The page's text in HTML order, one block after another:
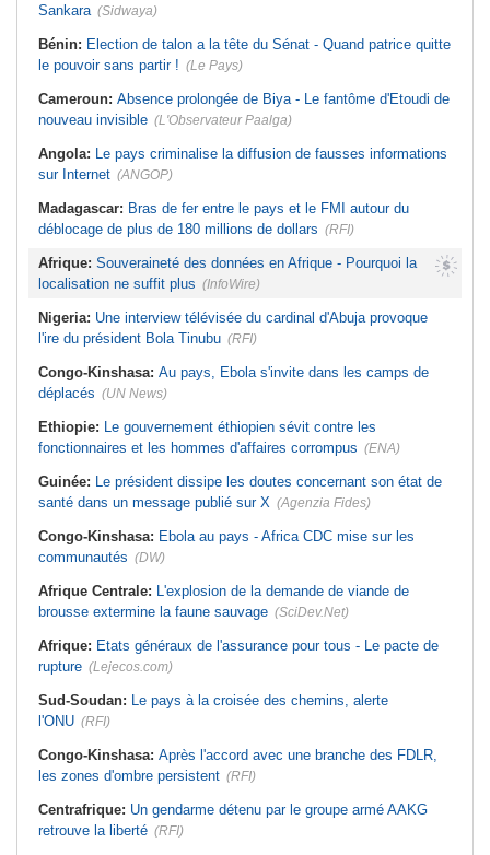
milliards de dollars ?
Sankara (Sidwaya)
Bénin: Election de talon a la tête du Sénat - Quand patrice quitte
le pouvoir sans partir ! (Le Pays)
Cameroun: Absence prolongée de Biya - Le fantôme d'Etoudi de
nouveau invisible (L'Observateur Paalga)
Angola: Le pays criminalise la diffusion de fausses informations
sur Internet (ANGOP)
Madagascar: Bras de fer entre le pays et le FMI autour du
déblocage de plus de 180 millions de dollars (RFI)
Afrique: Souveraineté des données en Afrique - Pourquoi la
localisation ne suffit plus (InfoWire)
Nigeria: Une interview télévisée du cardinal d'Abuja provoque
l'ire du président Bola Tinubu (RFI)
Congo-Kinshasa: Au pays, Ebola s'invite dans les camps de
déplacés (UN News)
Ethiopie: Le gouvernement éthiopien sévit contre les
fonctionnaires et les hommes d'affaires corrompus (ENA)
Guinée: Le président dissipe les doutes concernant son état de
santé dans un message publié sur X (Agenzia Fides)
Congo-Kinshasa: Ebola au pays - Africa CDC mise sur les
communautés (DW)
Afrique Centrale: L'explosion de la demande de viande de
brousse extermine la faune sauvage (SciDev.Net)
Afrique: Etats généraux de l'assurance pour tous - Le pacte de
rupture (Lejecos.com)
Sud-Soudan: Le pays à la croisée des chemins, alerte
l'ONU (RFI)
Congo-Kinshasa: Après l'accord avec une branche des FDLR,
les zones d'ombre persistent (RFI)
Centrafrique: Un gendarme détenu par le groupe armé AAKG
retrouve la liberté (RFI)